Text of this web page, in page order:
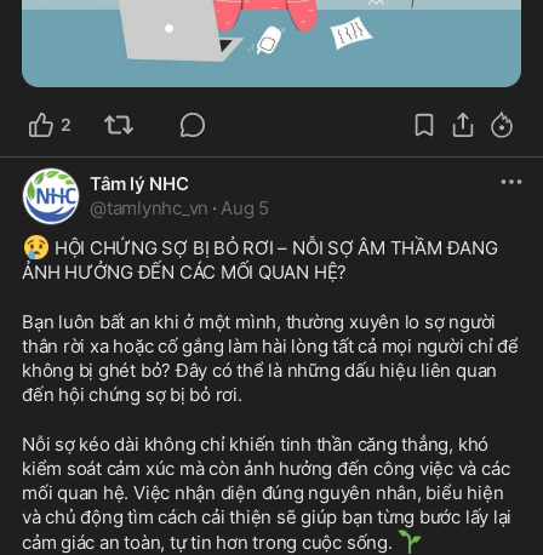
2
Tâm lý NHC
@tamlynhc_vn · Aug 5
😢 HỘI CHỨNG SỢ BỊ BỎ RƠI – NỖI SỢ ÂM THẦM ĐANG
ẢNH HƯỞNG ĐẾN CÁC MỐI QUAN HỆ?
Bạn luôn bất an khi ở một mình, thường xuyên lo sợ người
thân rời xa hoặc cố gắng làm hài lòng tất cả mọi người chỉ để
không bị ghét bỏ? Đây có thể là những dấu hiệu liên quan
đến hội chứng sợ bị bỏ rơi.
Nỗi sợ kéo dài không chỉ khiến tinh thần căng thẳng, khó
kiểm soát cảm xúc mà còn ảnh hưởng đến công việc và các
mối quan hệ. Việc nhận diện đúng nguyên nhân, biểu hiện
và chủ động tìm cách cải thiện sẽ giúp bạn từng bước lấy lại
cảm giác an toàn, tự tin hơn trong cuộc sống. 🌱